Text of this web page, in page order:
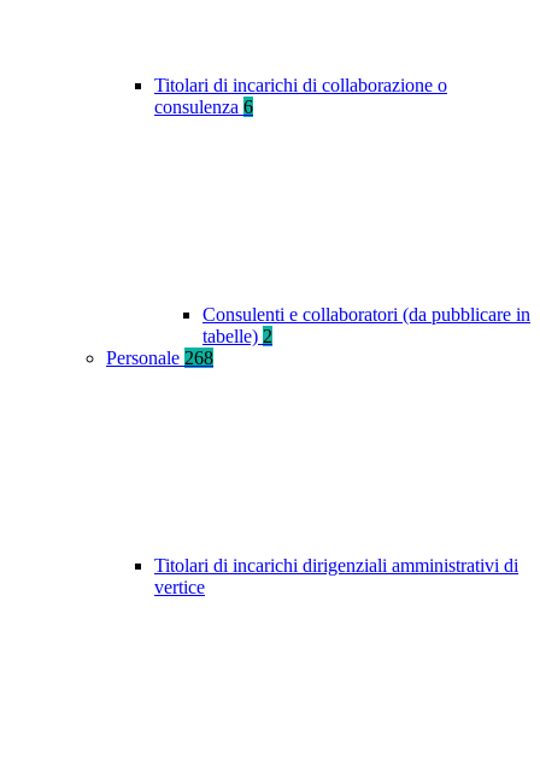
Titolari di incarichi di collaborazione o
consulenza 6
Consulenti e collaboratori (da pubblicare in
tabelle) 2
Personale 268
Titolari di incarichi dirigenziali amministrativi di
vertice